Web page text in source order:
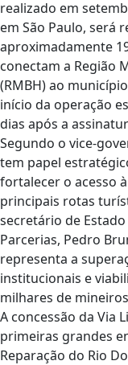
realizado em
em São Paulo, será
aproximadamente
conectam a Região
(RMBH) ao
início da operação
dias após a
Segundo o vice-
tem papel
fortalecer o acesso
principais rotas
secretário de
Parcerias, Pedro
representa a
institucionais e
milhares de
A concessão da Via
primeiras grandes
Reparação do Rio